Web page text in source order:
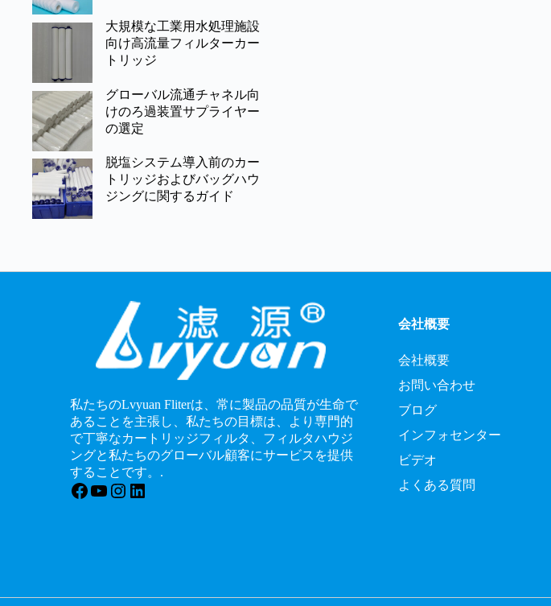
大規模な工業用水処理施設
向け高流量フィルターカー
トリッジ
グローバル流通チャネル向
けのろ過装置サプライヤー
の選定
脱塩システム導入前のカー
トリッジおよびバッグハウ
ジングに関するガイド
私たちのLvyuan Fliterは、常に製品の品質が生命で
あることを主張し、私たちの目標は、より専門的
で丁寧なカートリッジフィルタ、フィルタハウジ
ングと私たちのグローバル顧客にサービスを提供
することです。.
フェイスブックユーチューブインスタグラム LinkedIn
会社概要
会社概要
お問い合わせ
ブログ
インフォセンター
ビデオ
よくある質問